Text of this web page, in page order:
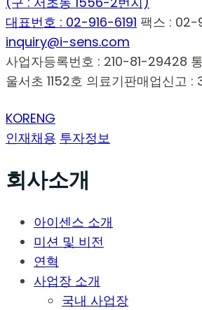
대표번호 : 02-916-6191 팩스 :
inquiry@i-sens.com
사업자등록번호 : 210-81-29428
울서초 1152호 의료기판매업신고 :
KORENG
인재채용 투자정보
회사소개
아이센스 소개
미션 및 비전
연혁
사업장 소개
국내 사업장